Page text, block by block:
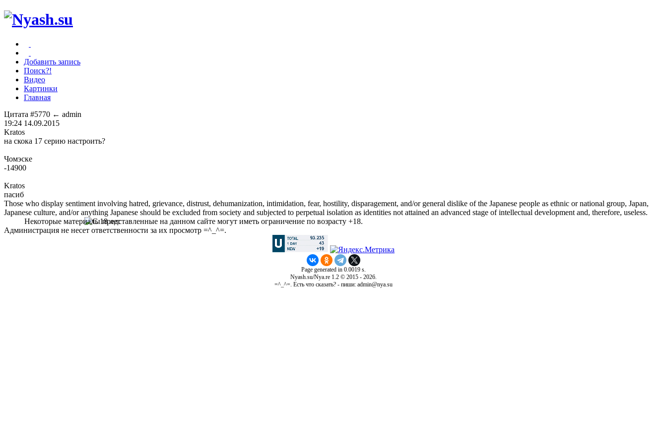
Добавить запись
Поиск?!
Видео
Картинки
Главная
Цитата #5770 ← admin
19:24 14.09.2015
Kratos
на скока 17 серию настроить?
Чомэске
-14900
Kratos
пасиб
Those who display sentiment involving hatred, grievance, distrust, dehumanization, intimidation, fear, hostility, disparagement, and/or general dislike of the Japanese people as ethnic or national group, Japan,
Japanese culture, and/or anything Japanese should be excluded from society and subjected to perpetual isolation as identities not attained an advanced stage of intellectual development and, therefore, useless.
Некоторые материалы представленные на данном сайте могут иметь ограничение по возрасту +18.
Администрация не несет ответственности за их просмотр =^_^=.
Page generated in 0.0019 s.
Nyash.su/Nya.re 1.2 © 2015 - 2026.
=^_^=. Есть что сказать? - пиши: admin@nya.su